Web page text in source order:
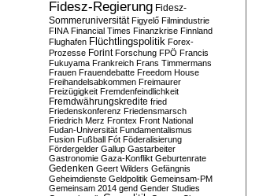
Fidesz-Regierung Fidesz-
Sommeruniversität Figyelő Filmindustrie
FINA Financial Times Finanzkrise Finnland
Flughafen Flüchtlingspolitik Forex-
Prozesse Forint Forschung FPÖ Francis
Fukuyama Frankreich Frans Timmermans
Frauen Frauendebatte Freedom House
Freihandelsabkommen Freimaurer
Freizügigkeit Fremdenfeindlichkeit
Fremdwährungskredite fried
Friedenskonferenz Friedensmarsch
Friedrich Merz Frontex Front National
Fudan-Universität Fundamentalismus
Fusion Fußball Fót Föderalisierung
Fördergelder Gallup Gastarbeiter
Gastronomie Gaza-Konflikt Geburtenrate
Gedenken Geert Wilders Gefängnis
Geheimdienste Geldpolitik Gemeinsam-PM
Gemeinsam 2014 gend Gender Studies